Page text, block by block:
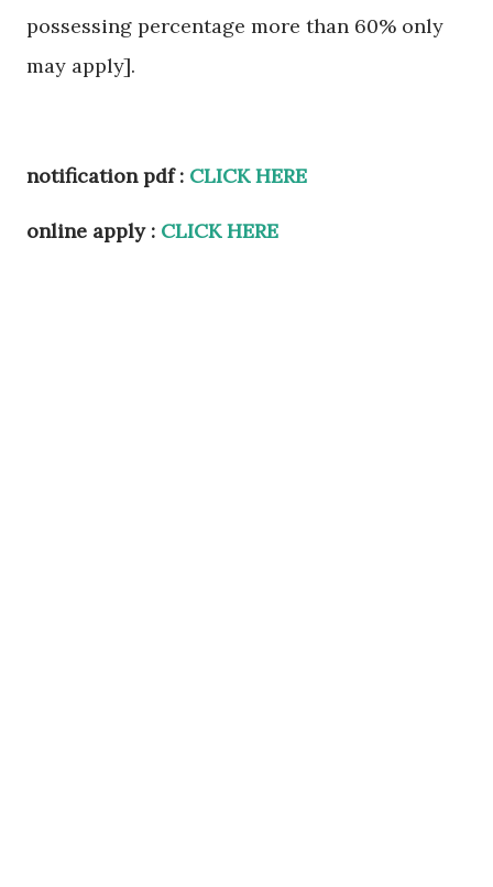
possessing percentage more than 60% only
may apply].
notification pdf : CLICK HERE
online apply : CLICK HERE